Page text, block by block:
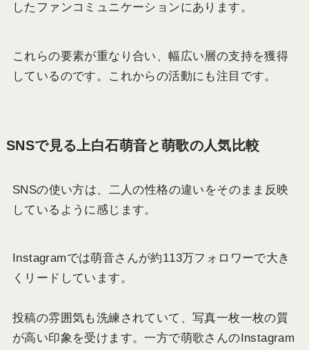
したファンコミュニケーションにあります。
これらの要素が重なり合い、幅広い層の支持を獲得
しているのです。これからの活動にも注目です。
SNSで見る上白石萌音と萌歌の人気比較
SNSの使い方は、二人の性格の違いをそのまま反映
しているように感じます。
Instagramでは萌音さんが約113万フォロワーで大き
くリードしています。
投稿の雰囲気も洗練されていて、写真一枚一枚の質
が高い印象を受けます。一方で萌歌さんのInstagram